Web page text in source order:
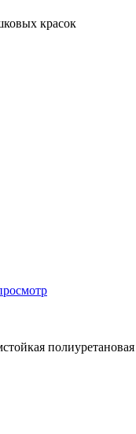
красок
полиуретановая